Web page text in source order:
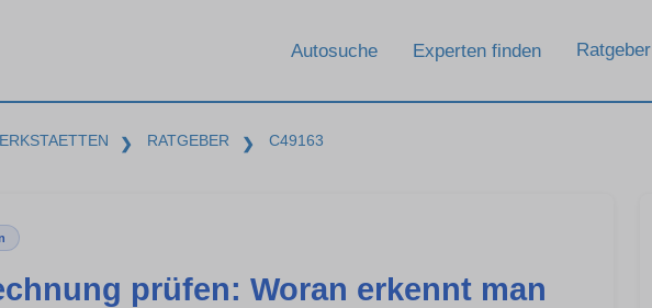
Autosuche Experten finden Ratgeber
❯ RATGEBER ❯ C49163
prüfen: Woran erkennt man